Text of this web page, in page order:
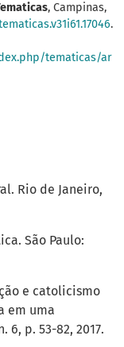
, Campinas,
.
tematicas/ar
Rio de Janeiro,
São Paulo:
e catolicismo
em uma
p. 53-82, 2017.